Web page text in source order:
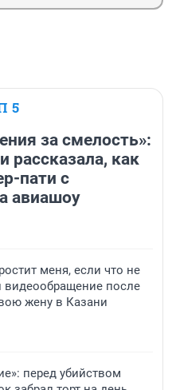
5
за смелость»:
рассказала, как
пати с
авиашоу
меня, если что не
видеообращение после
жену в Казани
перед убийством